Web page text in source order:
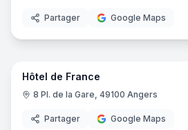
Partager Google Maps
Hôtel de France
8 Pl. de la Gare, 49100 Angers
Partager Google Maps